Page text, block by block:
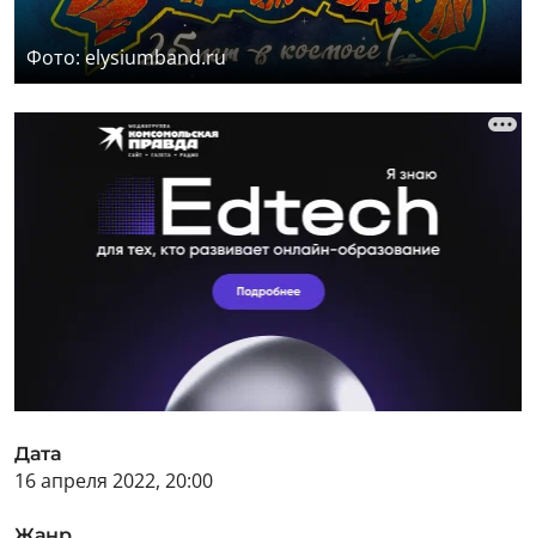
Фото: elysiumband.ru
Дата
16 апреля 2022, 20:00